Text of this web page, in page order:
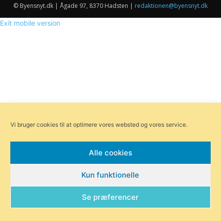
© Byensnyt.dk | Ågade 97, 8370 Hadsten | redaktionen@byensnyt.dk
Vi bruger cookies til at optimere vores websted og vores service.
Alle cookies
Kun funktionelle
Se præferencer
Exit mobile version